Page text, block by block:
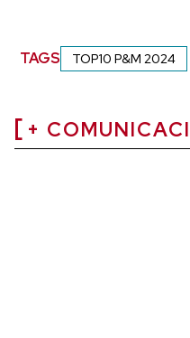
TAGS TOP10 P&M 2024
+